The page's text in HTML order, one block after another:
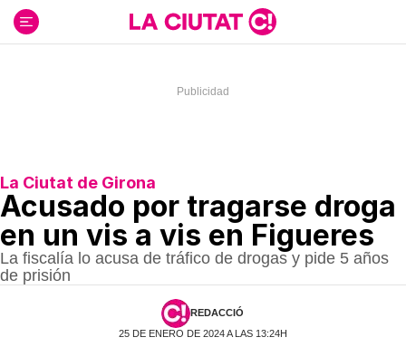
contenido
La Ciutat de Girona
Acusado por tragarse droga
en un vis a vis en Figueres
La fiscalía lo acusa de tráfico de drogas y pide 5 años
de prisión
REDACCIÓ
25 DE ENERO DE 2024 A LAS 13:24H